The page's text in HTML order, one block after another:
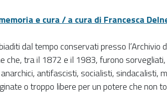
e cura / a cura di Francesca
dal tempo conservati presso l’Archivio
che, tra il 1872 e il 1983, furono
antifascisti, socialisti, sindacalisti,
o troppo libere per un potere che non